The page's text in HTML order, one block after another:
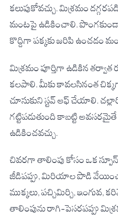
కలుపుకోవచ్చు. మిశ్రమం
మంటపై ఉడికించాలి. పొంగకుండా
కొద్దిగా పక్కకు జరిపి ఉంచడం
మిశ్రమం పూర్తిగా ఉడికిన తర్వాత
కలపాలి. మీకు కావలసినంత
చూసుకుని స్టవ్ ఆఫ్ చేయాలి.
గట్టిపడుతుంది కాబట్టి అవసరమైతే
ఉడికించవచ్చు.
చివరగా తాలింపు కోసం ఒక
జీడిపప్పు, మిరియాల పొడి
ముక్కలు, పచ్చిమిర్చి, ఇంగువ,
తాలింపును రాగి–పెసరపప్పు